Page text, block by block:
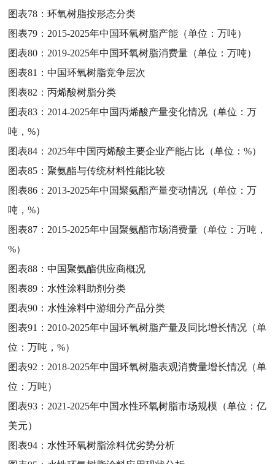
图表78：环氧树脂按形态分类
图表79： 2015-2025年中国环氧树脂产能（单位：万吨）
图表80： 2019-2025年中国环氧树脂消费量（单位：万吨）
图表81：中国环氧树脂竞争层次
图表82：丙烯酸树脂分类
图表83： 2014-2025年中国丙烯酸产量变化情况（单位：万
吨，%）
图表84： 2025年中国丙烯酸主要企业产能占比（单位：%）
图表85：聚氨酯与传统材料性能比较
图表86： 2013-2025年中国聚氨酯产量变动情况（单位：万
吨，%）
图表87： 2015-2025年中国聚氨酯市场消费量（单位：万吨，
%）
图表88：中国聚氨酯供应商概况
图表89： 水性涂料助剂分类
图表90： 水性涂料中游细分产品分类
图表91： 2010-2025年中国环氧树脂产量及同比增长情况（单
位：万吨，%）
图表92： 2018-2025年中国环氧树脂表观消费量增长情况（单
位：万吨）
图表93： 2021-2025年中国水性环氧树脂市场规模（单位：亿
美元）
图表94： 水性环氧树脂涂料优劣势分析